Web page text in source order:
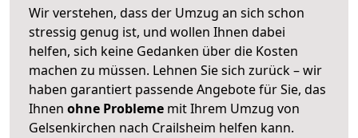
Wir verstehen, dass der Umzug an sich schon
stressig genug ist, und wollen Ihnen dabei
helfen, sich keine Gedanken über die Kosten
machen zu müssen. Lehnen Sie sich zurück – wir
haben garantiert passende Angebote für Sie, das
Ihnen ohne Probleme mit Ihrem Umzug von
Gelsenkirchen nach Crailsheim helfen kann.